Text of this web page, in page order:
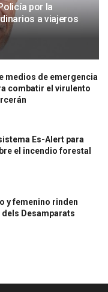
por la
a viajeros
medios de emergencia
combatir el virulento
Es-Alert para
el incendio forestal
y femenino rinden
Desamparats